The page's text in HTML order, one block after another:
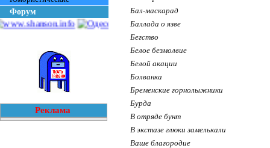
Форум
Реклама
Бал-маскарад
Баллада о язве
Бегство
Белое безмолвие
Белой акации
Болванка
Бременские горнолыжники
Бурда
В отряде бунт
В экстазе глюки замелькали
Ваше благородие